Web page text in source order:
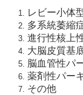
レビー小
多系統萎縮
進行性核上
大脳皮質基
脳血管性パ
薬剤性パ
その他